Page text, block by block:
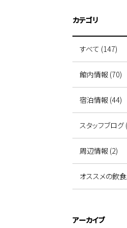
カテゴリ
すべて (147)
館内情報 (70)
宿泊情報 (44)
スタッフブログ
周辺情報 (2)
オススメの飲
アーカイブ